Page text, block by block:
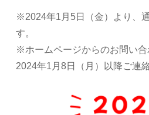
※2024年1月5日（金）より、
す。
※ホームページからのお問い合
2024年1月8日（月）以降ご連